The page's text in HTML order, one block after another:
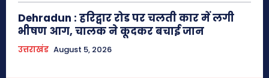
Dehradun : हरिद्वार रोड पर चलती कार में लगी
भीषण आग, चालक ने कूदकर बचाई जान
उत्तराखंड August 5, 2026